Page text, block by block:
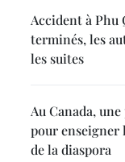
Accident à Phu
terminés, les
les suites
Au Canada,
pour enseigner
de la diaspora